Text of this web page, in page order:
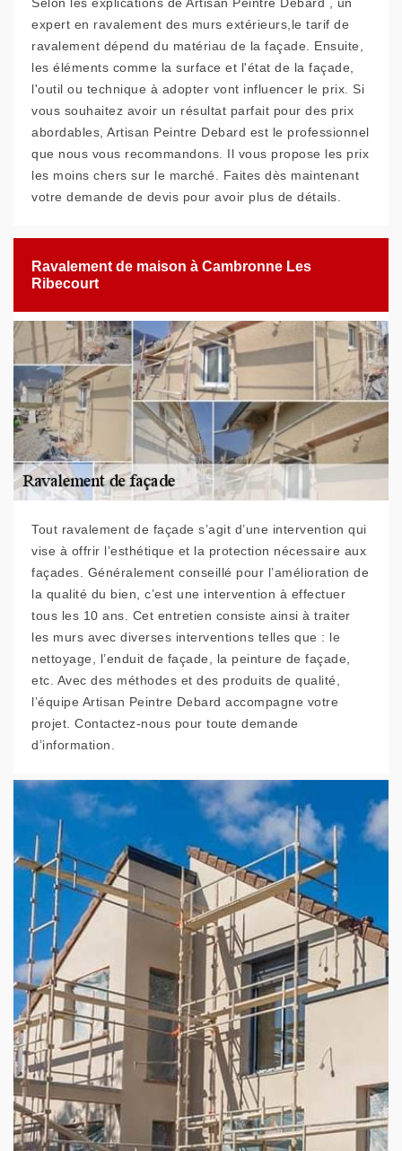
expert en ravalement des murs extérieurs,le tarif de
ravalement dépend du matériau de la façade. Ensuite,
les éléments comme la surface et l'état de la façade,
l'outil ou technique à adopter vont influencer le prix. Si
vous souhaitez avoir un résultat parfait pour des prix
abordables, Artisan Peintre Debard est le professionnel
que nous vous recommandons. Il vous propose les prix
les moins chers sur le marché. Faites dès maintenant
votre demande de devis pour avoir plus de détails.
Ravalement de maison à Cambronne Les
Ribecourt
Tout ravalement de façade s’agit d’une intervention qui
vise à offrir l’esthétique et la protection nécessaire aux
façades. Généralement conseillé pour l’amélioration de
la qualité du bien, c’est une intervention à effectuer
tous les 10 ans. Cet entretien consiste ainsi à traiter
les murs avec diverses interventions telles que : le
nettoyage, l’enduit de façade, la peinture de façade,
etc. Avec des méthodes et des produits de qualité,
l’équipe Artisan Peintre Debard accompagne votre
projet. Contactez-nous pour toute demande
d’information.